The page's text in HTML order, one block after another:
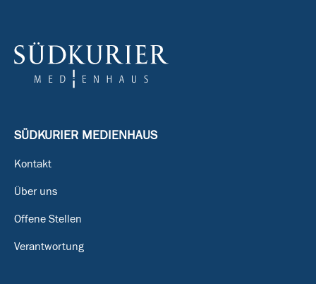
SÜDKURIER MEDIENHAUS
Kontakt
Über uns
Offene Stellen
Verantwortung